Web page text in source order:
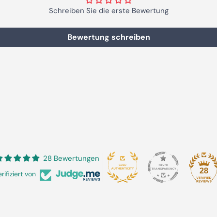
Schreiben Sie die erste Bewertung
Bewertung schreiben
28 Bewertungen
von 28